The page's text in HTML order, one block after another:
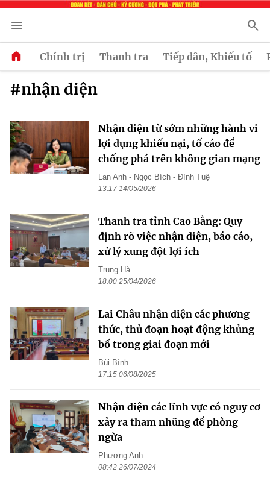
Chính trị Thanh tra Tiếp dân, Khiếu tố
#nhận diện
Nhận diện từ sớm những hành vi
lợi dụng khiếu nại, tố cáo để
chống phá trên không gian mạng
Lan Anh - Ngọc Bích - Đình Tuệ
13:17 14/05/2026
Thanh tra tỉnh Cao Bằng: Quy
định rõ việc nhận diện, báo cáo,
xử lý xung đột lợi ích
Trung Hà
18:00 25/04/2026
Lai Châu nhận diện các phương
thức, thủ đoạn hoạt động khủng
bố trong giai đoạn mới
Bùi Bình
17:15 06/08/2025
Nhận diện các lĩnh vực có nguy cơ
xảy ra tham nhũng để phòng
ngừa
Phương Anh
08:42 26/07/2024